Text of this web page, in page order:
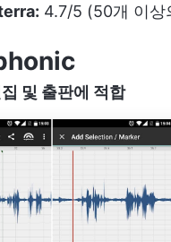
4.7/5 (50개 이상
및 출판에 적합